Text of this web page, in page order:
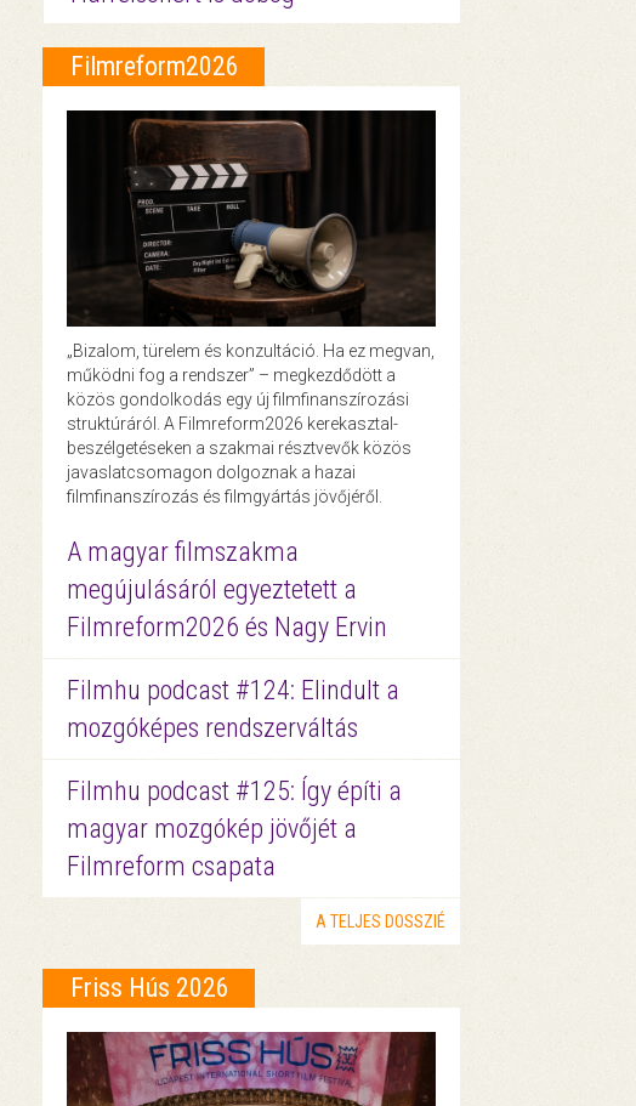
Filmreform2026
„Bizalom, türelem és konzultáció. Ha ez megvan,
működni fog a rendszer” – megkezdődött a
közös gondolkodás egy új filmfinanszírozási
struktúráról. A Filmreform2026 kerekasztal-
beszélgetéseken a szakmai résztvevők közös
javaslatcsomagon dolgoznak a hazai
filmfinanszírozás és filmgyártás jövőjéről.
A magyar filmszakma
megújulásáról egyeztetett a
Filmreform2026 és Nagy Ervin
Filmhu podcast #124: Elindult a
mozgóképes rendszerváltás
Filmhu podcast #125: Így építi a
magyar mozgókép jövőjét a
Filmreform csapata
A TELJES DOSSZIÉ
Friss Hús 2026